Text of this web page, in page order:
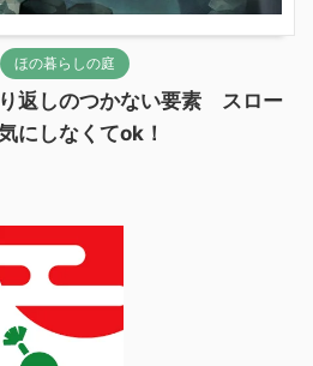
ほの暮らしの庭
り返しのつかない要素 スロー
にしなくてok！